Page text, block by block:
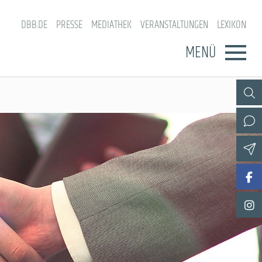
DBB.DE PRESSE MEDIATHEK VERANSTALTUNGEN LEXIKON
MENÜ